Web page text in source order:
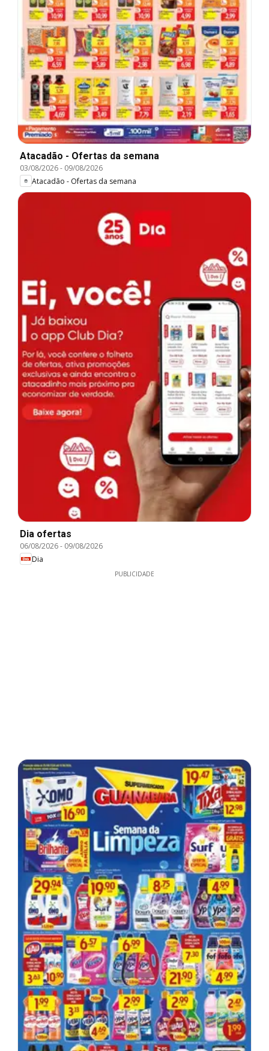
Atacadão - Ofertas da semana
03/08/2026- 09/08/2026
Atacadão - Ofertas da semana
Dia ofertas
06/08/2026- 09/08/2026
Dia
PUBLICIDADE